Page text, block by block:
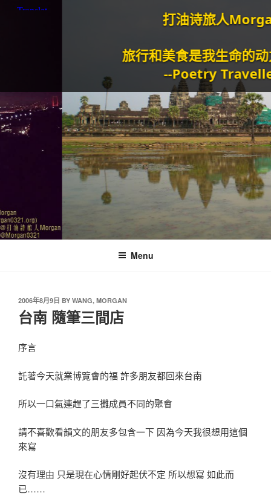
打油诗旅人Morgan
旅行和美食是我生命的动力泉
--Poetry Traveller
Menu
2006年8月9日 BY WANG, MORGAN
台南 隨筆三間店
序言
託著今天就業博覽會的福 許多朋友都回來台南
所以一口氣連趕了三攤成員不同的聚會
請不喜歡看韻文的朋友多包含一下 因為今天我很想用這個
來寫
沒有理由 只是現在心情剛好起伏不定 所以想寫 如此而
已……